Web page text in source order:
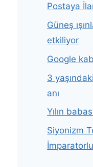
Postaya
Güneş
etkiliyor
Google
3
anı
Yılın
Siyonizm